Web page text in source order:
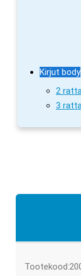
Kirjut body
2
3